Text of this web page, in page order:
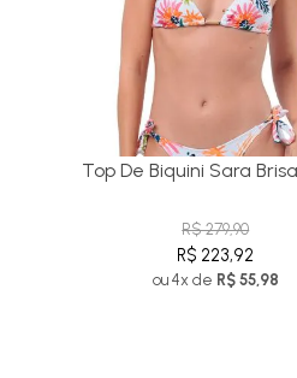
Top De Biquini Sara
R$ 279,90
R$ 223,92
ou 4x de R$ 55,98